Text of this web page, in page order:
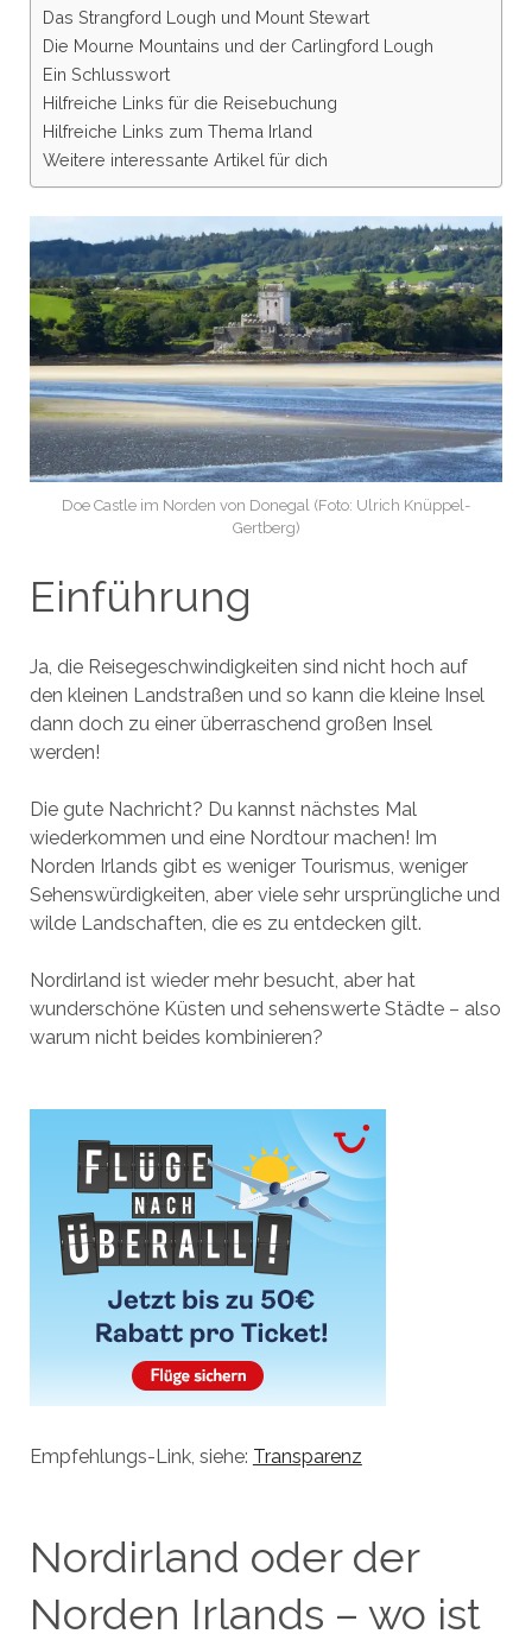
Das Strangford Lough und Mount Stewart
Die Mourne Mountains und der Carlingford Lough
Ein Schlusswort
Hilfreiche Links für die Reisebuchung
Hilfreiche Links zum Thema Irland
Weitere interessante Artikel für dich
Doe Castle im Norden von Donegal (Foto: Ulrich Knüppel-
Gertberg)
Einführung
Ja, die Reisegeschwindigkeiten sind nicht hoch auf
den kleinen Landstraßen und so kann die kleine Insel
dann doch zu einer überraschend großen Insel
werden!
Die gute Nachricht? Du kannst nächstes Mal
wiederkommen und eine Nordtour machen! Im
Norden Irlands gibt es weniger Tourismus, weniger
Sehenswürdigkeiten, aber viele sehr ursprüngliche und
wilde Landschaften, die es zu entdecken gilt.
Nordirland ist wieder mehr besucht, aber hat
wunderschöne Küsten und sehenswerte Städte – also
warum nicht beides kombinieren?
Empfehlungs-Link, siehe: Transparenz
Nordirland oder der
Norden Irlands – wo ist